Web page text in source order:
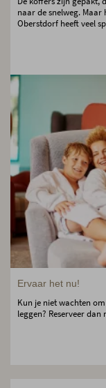
naar de snelweg. Maar
Oberstdorf heeft veel
Ervaar het nu!
Kun je niet wachten
leggen? Reserveer dan